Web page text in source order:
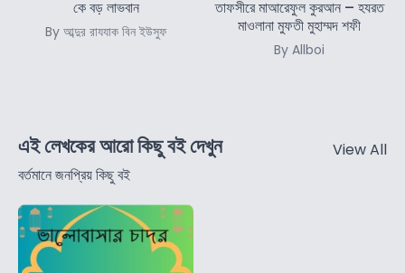
কে বড় লাভবান
By আব্দুর রাযযাক বিন ইউসুফ
তাফসীরে মাআরেফুল কুরআন – হযরত
মাওলানা মুফতী মুহাম্মদ শফী
By Allboi
এই লেখকের আরো কিছু বই দেখুন
বর্তমানে জনপ্রিয় কিছু বই
View All